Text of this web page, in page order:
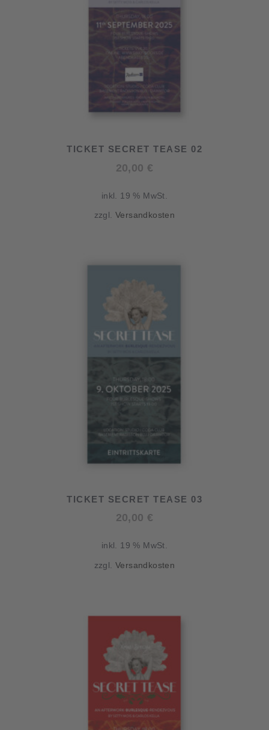
TICKET SECRET TEASE 02
20,00 €
inkl. 19 % MwSt.
zzgl.Versandkosten
TICKET SECRET TEASE 03
20,00 €
inkl. 19 % MwSt.
zzgl.Versandkosten